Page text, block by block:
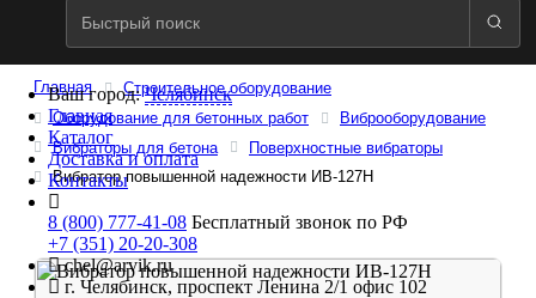
Ваш город:Челябинск
Главная
Каталог
Доставка и оплата
Контакты
8 (800) 777-41-08 Бесплатный звонок по РФ
+7 (351) 20-20-308
chel@arvik.ru
г. Челябинск, проспект Ленина 2/1 офис 102
Главная
Строительное оборудование
Оборудование для бетонных работ
Виброоборудование
Вибраторы для бетона
Поверхностные вибраторы
Вибратор повышенной надежности ИВ-127Н